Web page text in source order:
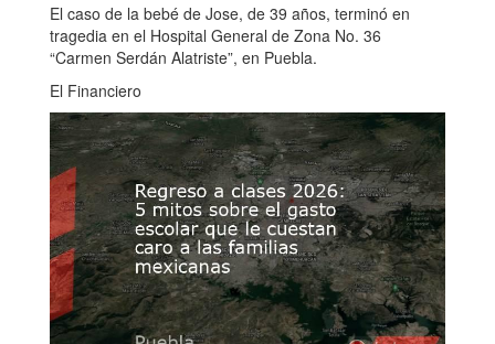
El caso de la bebé de Jose, de 39 años, terminó en
tragedia en el Hospital General de Zona No. 36
“Carmen Serdán Alatriste”, en Puebla.
El Financiero